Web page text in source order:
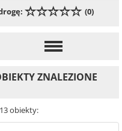
(0)
ZNALEZIONE
obiekty: